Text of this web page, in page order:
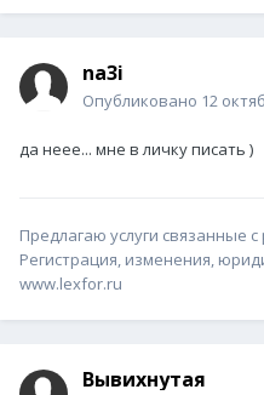
na3i
Опубликовано 12
да неее... мне в личку писать )
Предлагаю услуги связанные
Регистрация, изменения,
www.lexfor.ru
Вывихнутая